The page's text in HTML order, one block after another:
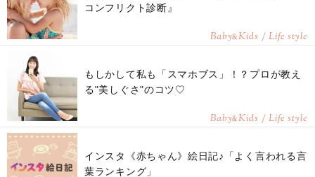
コンフリクト診断』
Baby&Kids / Life style
もしかして私も「スマホブス」！？プロが教え
る"美しぐさ"のコツ♡
Baby&Kids / Life style
インスタ《赤ちゃん》絵日記♪「よく言われる言
葉ランキング」